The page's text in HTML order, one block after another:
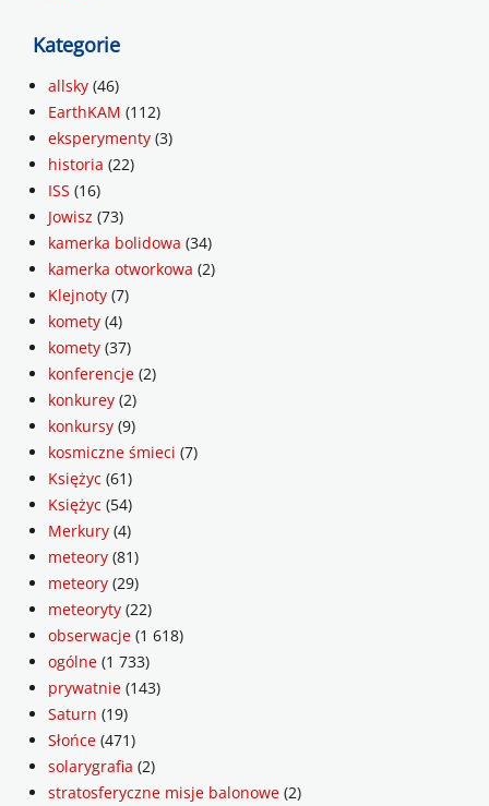
Kategorie
allsky (46)
EarthKAM (112)
eksperymenty (3)
historia (22)
ISS (16)
Jowisz (73)
kamerka bolidowa (34)
kamerka otworkowa (2)
Klejnoty (7)
komety (4)
komety (37)
konferencje (2)
konkurey (2)
konkursy (9)
kosmiczne śmieci (7)
Księżyc (61)
Księżyc (54)
Merkury (4)
meteory (81)
meteory (29)
meteoryty (22)
obserwacje (1 618)
ogólne (1 733)
prywatnie (143)
Saturn (19)
Słońce (471)
solarygrafia (2)
stratosferyczne misje balonowe (2)